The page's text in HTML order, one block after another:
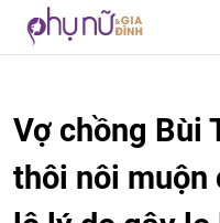
Vợ chồng Bùi
thôi nôi muộn